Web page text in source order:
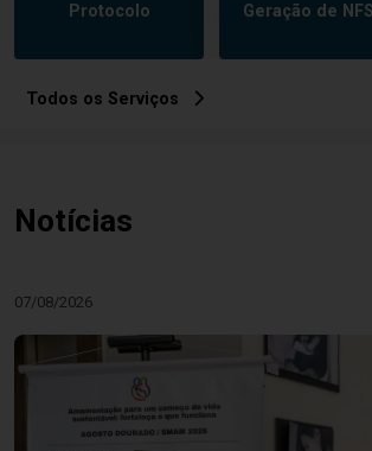
Protocolo Geração de
Todos os Serviços
Notícias
07/08/2026